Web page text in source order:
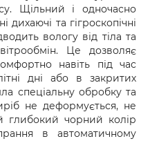
Щільний і одночасно
та гігроскопічні
вологу від тіла та
Це дозволяє
навіть під час
дні або в закритих
спеціальну обробку та
не деформується, не
глибокий чорний колір
в автоматичному